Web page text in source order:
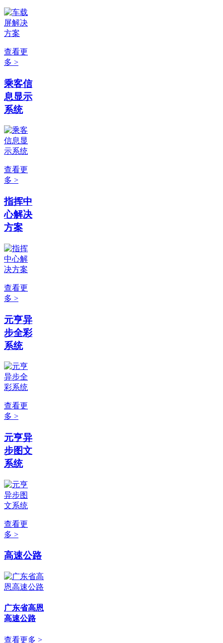
查看更
多 >
乘客信
息显示
系统
查看更
多 >
指挥中
心解决
方案
查看更
多 >
元亨异
步全彩
系统
查看更
多 >
元亨异
步图文
系统
查看更
多 >
高速公路
广东省高恩
高速公路
查看更多 >